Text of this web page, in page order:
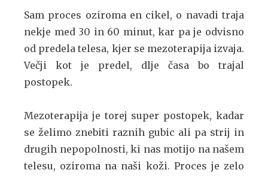
Sam proces oziroma en cikel, o navadi traja
nekje med 30 in 60 minut, kar pa je odvisno
od predela telesa, kjer se mezoterapija izvaja.
Večji kot je predel, dlje časa bo trajal
postopek.
Mezoterapija je torej super postopek, kadar
se želimo znebiti raznih gubic ali pa strij in
drugih nepopolnosti, ki nas motijo na našem
telesu, oziroma na naši koži. Proces je zelo